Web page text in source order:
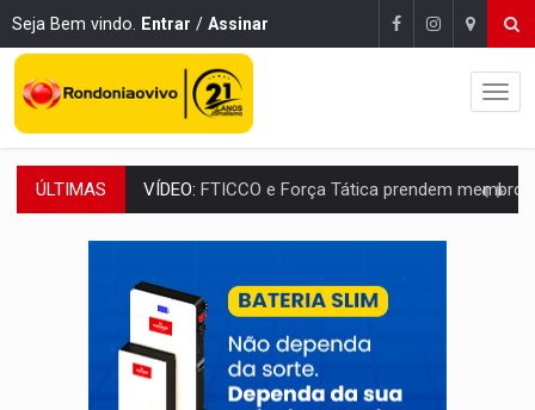
Seja Bem vindo. Entrar / Assinar
ÚLTIMAS INCLUSÃO:Prefeitura fortalece parceria com a APAE para ampliar ações
DEFESA:Exército testa inovações no combate a drones durante
TEMAS SOCIOAMBIENTAIS:Em Itapuã do Oeste, CINEMAZÔNIA leva cinema
PREVISÃO:Interior de Rondônia terá sábado (8) de calor intenso
INFRAESTRUTURA: Após quase 30 anos de espera, asfalto chega ao